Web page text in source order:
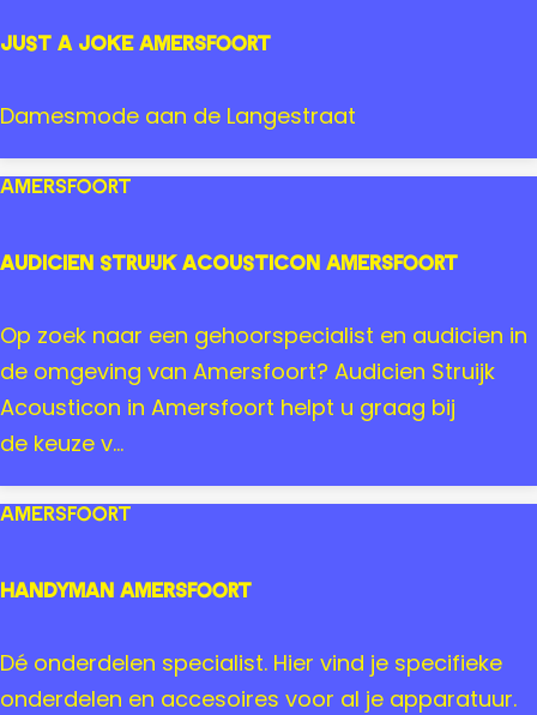
j
e
p
e
o
:
Just a Joke Amersfoort
J
u
s
a
o
k
e
A
e
s
o
o
Damesmode aan de Langestraat
Audicien Struijk Acousticon Amersfoort
A
u
d
i
c
i
n
t
r
Op zoek naar een gehoorspecialist en audicien in
de omgeving van Amersfoort? Audicien Struijk
Acousticon in Amersfoort helpt u graag bij
de keuze v...
Amersfoort
Handyman Amersfoort
H
a
Dé onderdelen specialist. Hier vind je specifieke
onderdelen en accesoires voor al je apparatuur.
Amersfoort